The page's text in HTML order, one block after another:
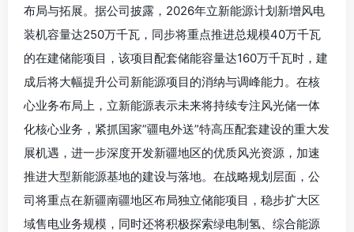
布局与拓展。据公司披露，2026年立新能源计划新增风电
装机容量达250万千瓦，同步将重点推进总规模40万千瓦
的在建储能项目，该项目配套储能容量达160万千瓦时，建
成后将大幅提升公司新能源项目的消纳与调峰能力。在核
心业务布局上，立新能源表示未来将持续专注风光储一体
化核心业务，紧抓国家”疆电外送”特高压配套建设的重大发
展机遇，进一步深度开发新疆地区的优质风光资源，加速
推进大型新能源基地的建设与落地。在战略规划层面，公
司将重点在新疆南疆地区布局独立储能项目，稳步扩大区
域售电业务规模，同时还将积极探索绿电制氢、综合能源